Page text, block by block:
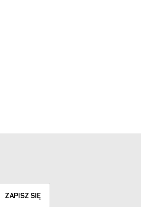
ZAPISZ SIĘ